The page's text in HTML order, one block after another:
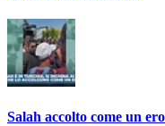
Salah accolto come un